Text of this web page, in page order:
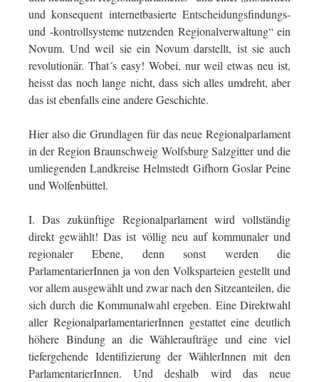
und konsequent internetbasierte Entscheidungsfindungs-
und -kontrollsysteme nutzenden Regionalverwaltung“ ein
Novum. Und weil sie ein Novum darstellt, ist sie auch
revolutionär. That´s easy! Wobei, nur weil etwas neu ist,
heisst das noch lange nicht, dass sich alles umdreht, aber
das ist ebenfalls eine andere Geschichte.
Hier also die Grundlagen für das neue Regionalparlament
in der Region Braunschweig Wolfsburg Salzgitter und die
umliegenden Landkreise Helmstedt Gifhorn Goslar Peine
und Wolfenbüttel.
I. Das zukünftige Regionalparlament wird vollständig
direkt gewählt! Das ist völlig neu auf kommunaler und
regionaler Ebene, denn sonst werden die
ParlamentarierInnen ja von den Volksparteien gestellt und
vor allem ausgewählt und zwar nach den Sitzeanteilen, die
sich durch die Kommunalwahl ergeben. Eine Direktwahl
aller RegionalparlamentarierInnen gestattet eine deutlich
höhere Bindung an die Wähleraufträge und eine viel
tiefergehende Identifizierung der WählerInnen mit den
ParlamentarierInnen. Und deshalb wird das neue